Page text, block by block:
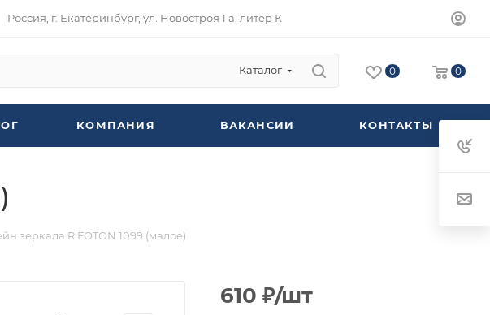
Россия, г. Екатеринбург, ул. Новостроя 1 а, литер К
Каталог 0 0
КОМПАНИЯ ВАКАНСИИ КОНТАКТЫ
зеркала R FOTON 1099 (малое)
610 ₽/шт